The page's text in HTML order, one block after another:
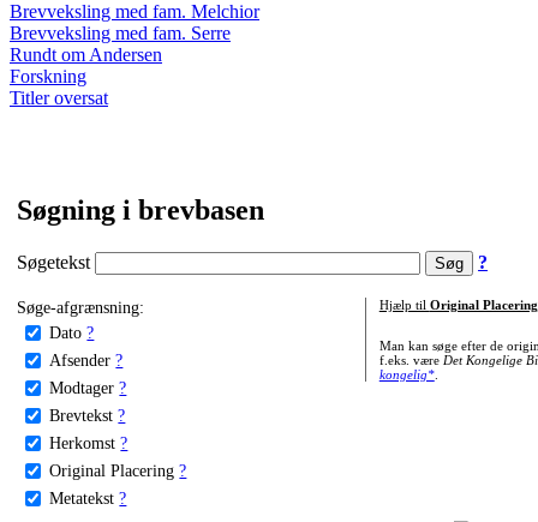
Brevveksling med fam. Melchior
Brevveksling med fam. Serre
Rundt om Andersen
Forskning
Titler oversat
Søgning i brevbasen
Søgetekst ?
Søge-afgrænsning:
Dato ?
Afsender ?
Modtager ?
Brevtekst ?
Herkomst ?
Original Placering ?
Metatekst ?
Hjælp til Original Placering
Man kan søge efter de
f.eks. være Det Kongelige
kongelig*.